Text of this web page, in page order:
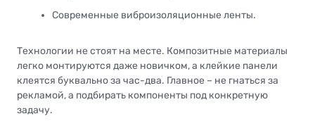
Современные виброизоляционные ленты.
Технологии не стоят на месте. Композитные материалы
легко монтируются даже новичком, а клейкие панели
клеятся буквально за час-два. Главное – не гнаться за
рекламой, а подбирать компоненты под конкретную
задачу.